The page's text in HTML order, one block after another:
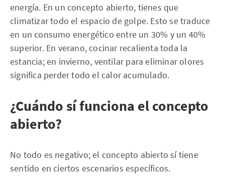
energía. En un concepto abierto, tienes que
climatizar todo el espacio de golpe. Esto se traduce
en un consumo energético entre un 30% y un 40%
superior. En verano, cocinar recalienta toda la
estancia; en invierno, ventilar para eliminar olores
significa perder todo el calor acumulado.
¿Cuándo sí funciona el concepto
abierto?
No todo es negativo; el concepto abierto sí tiene
sentido en ciertos escenarios específicos.